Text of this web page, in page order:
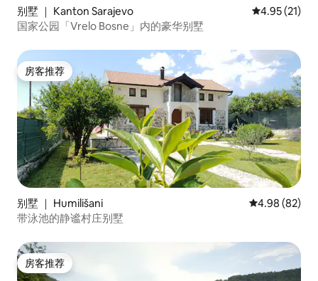
别墅 ｜ Kanton Sarajevo 平均评分
4.95 (21)
国家公园「Vrelo Bosne」内的豪华别墅
房客推荐
房客推荐
别墅 ｜ Humilišani 平均评分 4.98
4.98 (82)
带泳池的静谧村庄别墅
房客推荐
房客推荐